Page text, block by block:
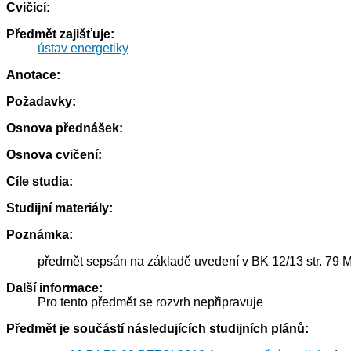
Cvičící:
Předmět zajišťuje:
ústav energetiky
Anotace:
Požadavky:
Osnova přednášek:
Osnova cvičení:
Cíle studia:
Studijní materiály:
Poznámka:
předmět sepsán na základě uvedení v BK 12/13 str. 79
Další informace:
Pro tento předmět se rozvrh nepřipravuje
Předmět je součástí následujících studijních plánů: